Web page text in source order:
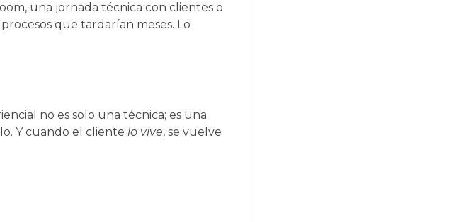
una jornada técnica con clientes o
que tardarían meses. Lo
no es solo una técnica; es una
Y cuando el cliente lo vive, se vuelve